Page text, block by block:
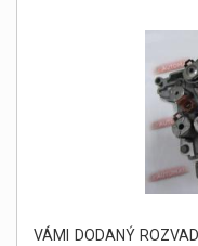
VÁMI DODANÝ